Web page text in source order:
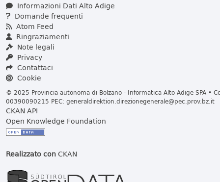
Informazioni Dati Alto Adige
Domande frequenti
Atom Feed
Ringraziamenti
Note legali
Privacy
Contattaci
Cookie
© 2025 Provincia autonoma di Bolzano - Informatica Alto Adige SPA •
00390090215 PEC: generaldirektion.direzionegenerale@pec.prov.bz.it
CKAN API
Open Knowledge Foundation
Realizzato conCKAN